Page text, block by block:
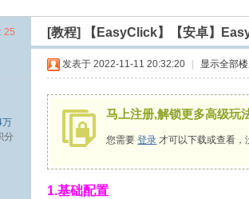
25 [教程] 【EasyClick】【安卓】
万
分
发表于 2022-11-11 20:32:20 显示全部
马上注册,解锁更多高级玩
您需要登录 才可以下载或查看，
1.基础配置